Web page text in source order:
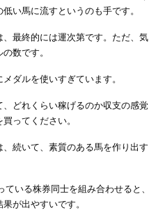
い馬に流すというのも手です。
最終的には運次第です。ただ、気
数です。
ダルを使いすぎています。
どれくらい稼げるのか収支の感覚
ってください。
続いて、素質のある馬を作り出す
いる株券同士を組み合わせると、
が出やすいです。